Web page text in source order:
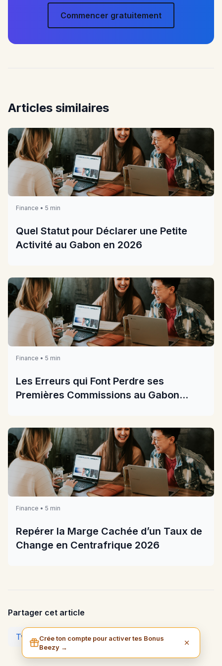
Commencer gratuitement
Articles similaires
Finance • 5 min
Quel Statut pour Déclarer une Petite
Activité au Gabon en 2026
Finance • 5 min
Les Erreurs qui Font Perdre ses
Premières Commissions au Gabon
Finance • 5 min
Repérer la Marge Cachée d’un Taux de
Change en Centrafrique 2026
Partager cet article
Twitter Facebook LinkedIn
Crée ton compte pour activer tes Bonus
Beezy →